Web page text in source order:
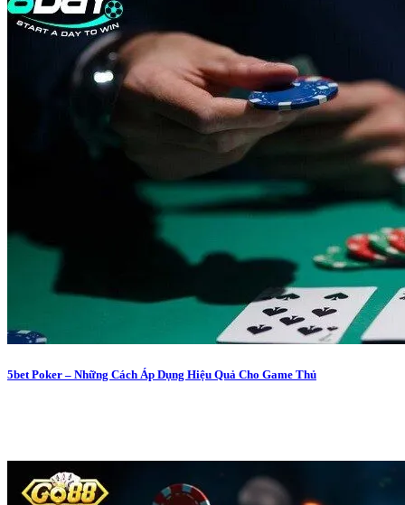
5bet Poker – Những Cách Áp Dụng Hiệu Quả Cho Game Thủ